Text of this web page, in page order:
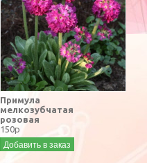
Примула
мелкозубчатая
розовая
150р
Добавить в заказ